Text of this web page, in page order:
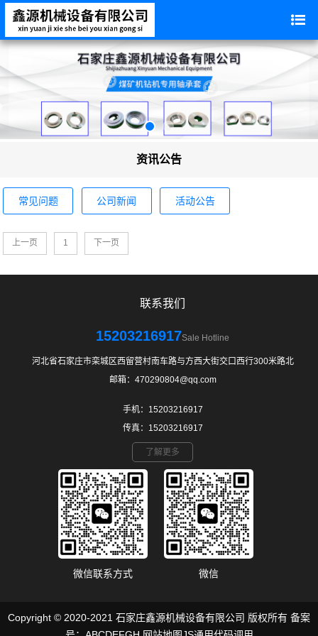
资讯公告
常见问题 公司新闻 活动公告
上一页 1 下一页
联系我们
15203216917Sale Hotline
河北省石家庄市栾城区西留营村南车路与方西大街交口西行300米路北
邮箱：470290804@qq.com
手机：15203216917
传真：15203216917
了解更多
微信联系方式 微信
Copyright © 2020-2021 石家庄鑫源机械设备有限公司 版权所有 备案